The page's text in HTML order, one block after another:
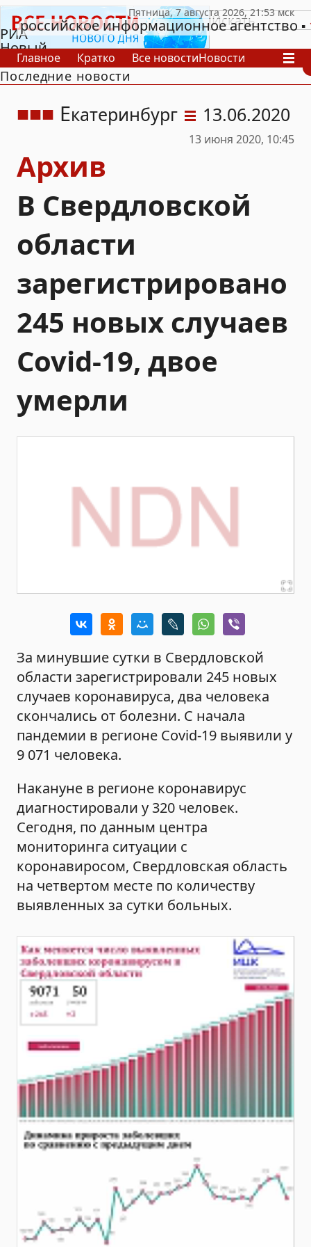
РИА
Новый
День
российское информационное агентство
Главное Кратко Все новостиНовости
В России
В мире
Последние новости
Екатеринбург 13.06.2020
13 июня 2020, 10:45
Архив
В Свердловской
области
зарегистрировано
245 новых случаев
Covid-19, двое
умерли
За минувшие сутки в Свердловской
области зарегистрировали 245 новых
случаев коронавируса, два человека
скончались от болезни. С начала
пандемии в регионе Covid-19 выявили у
9 071 человека.
Накануне в регионе коронавирус
диагностировали у 320 человек.
Сегодня, по данным центра
мониторинга ситуации с
коронавиросом, Свердловская область
на четвертом месте по количеству
выявленных за сутки больных.